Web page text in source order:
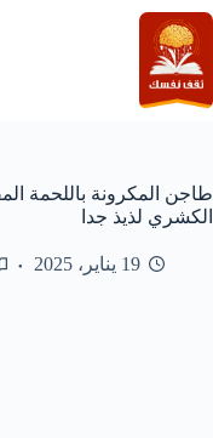
التجاوز
إلى
المحتوى
طاجن المكرونة باللحمة
الكشري لذيذ جدا
19 يناير، 2025